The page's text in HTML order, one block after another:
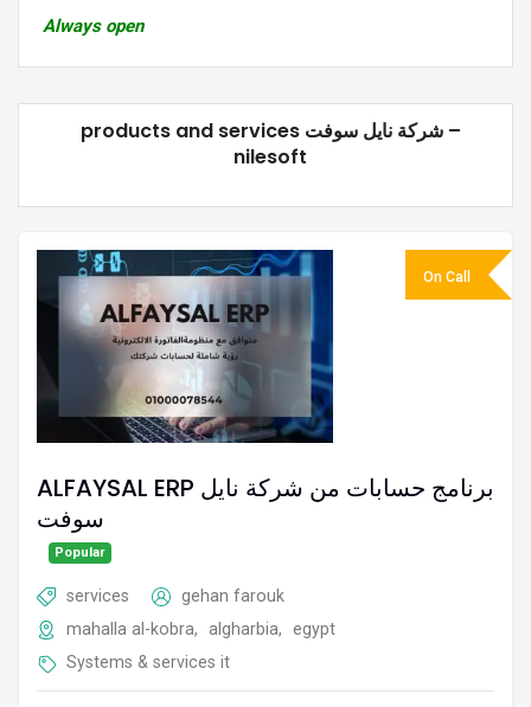
Always open
products and services شركة نايل سوفت –
nilesoft
ALFAYSAL ERP برنامج حسابات من شركة نايل
سوفت
Popular
services
gehan farouk
mahalla al-kobra, algharbia,
egypt
Systems & services it
On Call